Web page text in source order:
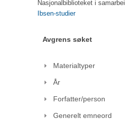
Nasjonalbiblioteket i
Ibsen-studier
Avgrens søket
Materialtyper
År
Forfatter/person
Generelt emneord